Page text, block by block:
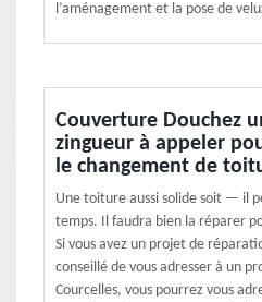
l’aménagement et la pose de
Couverture Douchez
zingueur à appeler
le changement de
Une toiture aussi solide soit — il
temps. Il faudra bien la réparer
Si vous avez un projet de
conseillé de vous adresser à un
Courcelles, vous pourrez vous